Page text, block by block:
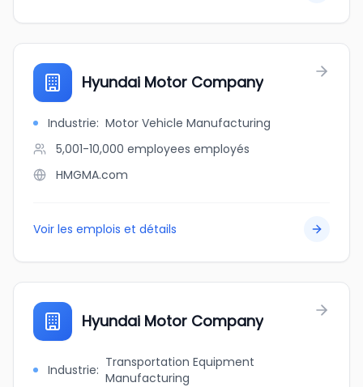
Hyundai Motor Company
Industrie: Motor Vehicle Manufacturing
5,001-10,000 employees employés
HMGMA.com
Voir les emplois et détails
Hyundai Motor Company
Industrie: Transportation Equipment
Manufacturing